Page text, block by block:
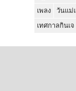
เพลง
วันแม่
เทศกาลกินเจ